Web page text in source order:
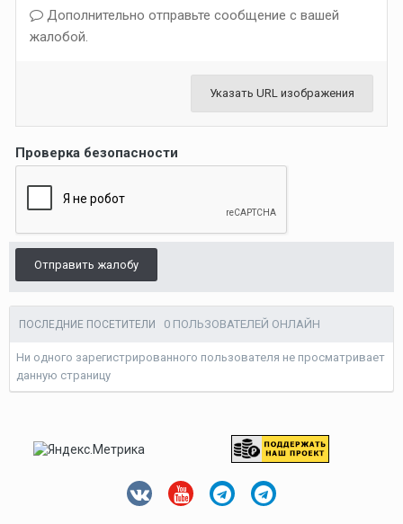
Дополнительно отправьте сообщение с вашей
жалобой.
Указать URL изображения
Проверка безопасности
Отправить жалобу
ПОСЛЕДНИЕ ПОСЕТИТЕЛИ 0 ПОЛЬЗОВАТЕЛЕЙ ОНЛАЙН
Ни одного зарегистрированного пользователя не просматривает
данную страницу